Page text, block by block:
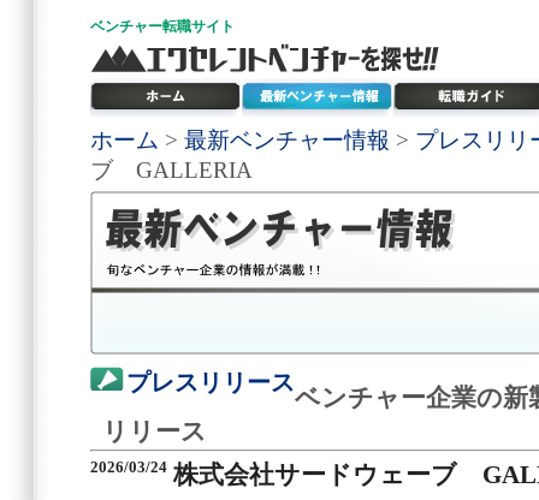
ベンチャー転職サイト
ホーム > 最新ベンチャー情報 > プレスリリ
ブ GALLERIA
プレスリリース
ベンチャー企業の新
リリース
2026/03/24 株式会社サードウェーブ